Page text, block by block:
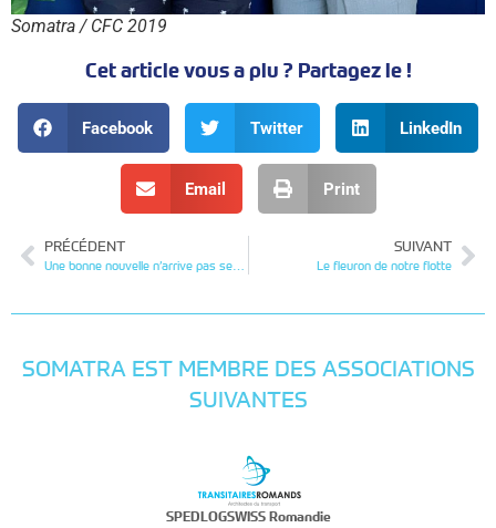
Somatra / CFC 2019
Cet article vous a plu ? Partagez le !
Facebook Twitter LinkedIn
Email Print
PRÉCÉDENT
Une bonne nouvelle n’arrive pas seule
SUIVANT
Le fleuron de notre flotte
SOMATRA EST MEMBRE DES ASSOCIATIONS
SUIVANTES
SPEDLOGSWISS Romandie